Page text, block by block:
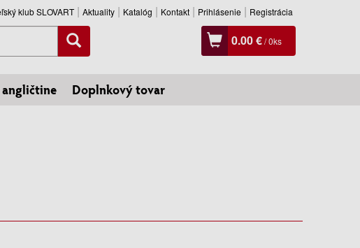
klub SLOVART Aktuality Katalóg Kontakt Prihlásenie Registrácia
0.00 €/0ks
Doplnkový tovar